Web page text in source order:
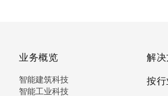
业务概览
智能建筑科技
智能工业科技
解
按